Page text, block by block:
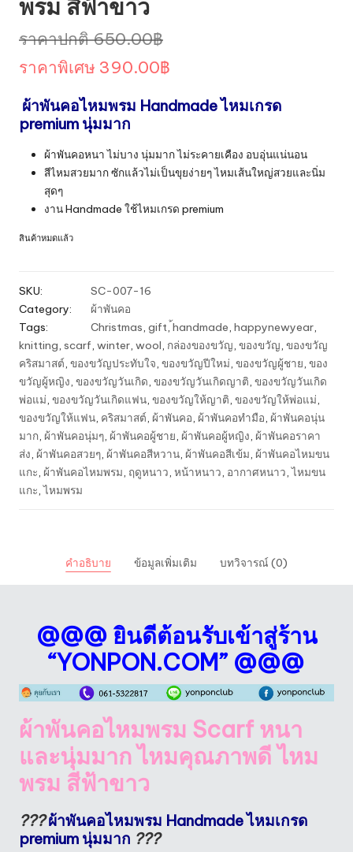
พรม สีฟ้าขาว
ราคาปกติ650.00฿Original
price
was:
ราคาพิเศษ 390.00฿
price
390.00฿.
ผ้าพันคอไหมพรม Handmadeไหมเกรด
premium นุ่มมาก
ผ้าพันคอหนา ไม่บาง นุ่มมาก ไม่ระคายเคือง อบอุ่นแน่นอน
สีไหมสวยมาก ซักแล้วไม่เป็นขุยง่ายๆ ไหมเส้นใหญ่สวยและนิ่ม
สุดๆ
งาน Handmade ใช้ไหมเกรด premium
สินค้าหมดแล้ว
SKU:
SC-007-16
Category:
ผ้าพันคอ
Tags:
Christmas gift ,้handmade happynewyear
knitting scarf winter wool กล่องของขวัญ ของขวัญ ของขวัญ
คริสมาสต์ ของขวัญประทับใจ ของขวัญปีใหม่ ของขวัญผู้ชาย ของ
ขวัญผู้หญิง ของขวัญวันเกิด ของขวัญวันเกิดญาติ ของขวัญวันเกิด
พ่อแม่ ของขวัญวันเกิดแฟน ของขวัญให้ญาติ ของขวัญให้พ่อแม่
ของขวัญให้แฟน คริสมาสต์ ผ้าพันคอ ผ้าพันคอทำมือ ผ้าพันคอนุ่น
มาก ผ้าพันคอนุ่มๆ ผ้าพันคอผู้ชาย ผ้าพันคอผู้หญิง ผ้าพันคอราคา
ส่ง ผ้าพันคอสวยๆ ผ้าพันคอสีหวาน ผ้าพันคอสีเข้ม ผ้าพันคอไหมขน
แกะ ผ้าพันคอไหมพรม ฤดูหนาว หน้าหนาว อากาศหนาว ,ไหมขน
แกะ ,ไหมพรม
คำอธิบาย ข้อมูลเพิ่มเติม บทวิจารณ์ (0)
@@@ ยินดีต้อนรับเข้าสู่ร้าน
“YONPON.COM” @@@
ผ้าพันคอไหมพรม Scarf หนา
และนุ่มมาก ไหมคุณภาพดี ไหม
พรม สีฟ้าขาว
???ผ้าพันคอไหมพรม Handmadeไหมเกรด
premium นุ่มมาก ???